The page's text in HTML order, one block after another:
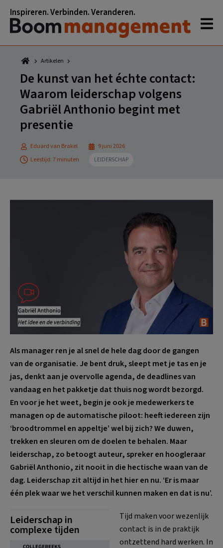
naar
hoofdnavigatie
naar
hoofd
inhoud
naar
eerste
sidebar
naar
voettekst
Inspireren. Verbinden. Veranderen.
Artikelen
De kunst van het échte contact:
Waarom leiderschap volgens
Gabriël Anthonio begint met
presentie
Eduard van Brakel
9 juni 2026
Leestijd: 7 minuten
LEIDERSCHAP
Als manager ren je al snel de hele dag door de gangen
van de organisatie. Je bent druk, sleept met je tas en je
jas, denkt aan je overvolle agenda, de deadlines van
vandaag en het pakketje dat thuis nog wordt bezorgd.
En voor je het weet, begin je ook je medewerkers te
managen op de automatische piloot: heeft iedereen zijn
‘broodtrommel en appeltje’ wel bij zich? We duwen,
trekken en sleuren om de doelen te behalen. Maar
leiderschap, zo betoogt auteur, spreker en hoogleraar
Gabriël Anthonio, zit nooit in die hectische waan van de
dag. Leiderschap zit altijd in het hier en nu. ‘Er is maar
één plek waar we het verschil kunnen maken en dat is nu’.
Leiderschap in
complexe tijden
Tijd maken voor wezenlijk
contact is in de praktijk
ontzettend hard werken. In